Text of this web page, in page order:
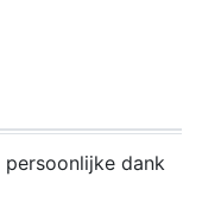
persoonlijke dank